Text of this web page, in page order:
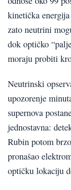
kinetička
zato neutrini
dok optičko
moraju probiti
Neutrinski
upozorenje
supernova
jednostavna:
Rubin potom
pronašao
optičku lokaciju